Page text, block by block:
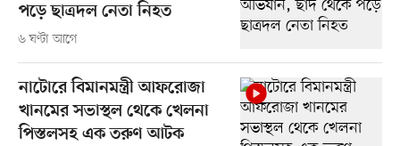
পড়ে ছাত্রদল নেতা নিহত
৬ ঘণ্টা আগে
নাটোরে বিমানমন্ত্রী আফরোজা
খানমের সভাস্থল থেকে খেলনা
পিস্তলসহ এক তরুণ আটক